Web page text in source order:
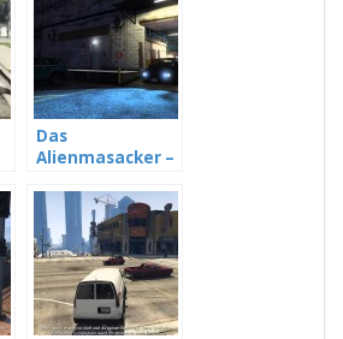
Das
Alienmasacker –